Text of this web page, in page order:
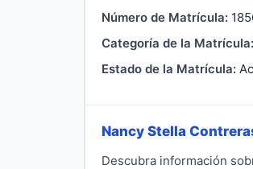
Número de Matrícula:
Categoría de la Matrícula:
Estado de la Matrícula:
Nancy Stella
Descubra información